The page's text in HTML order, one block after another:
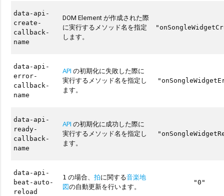
data-api-
create-
callback-
name
DOM Element が作成された際
に実行するメソッド名を指定
します。
data-api-
error-
callback-
name
API の初期化に失敗した際に
実行するメソッド名を指定し
ます。
data-api-
ready-
callback-
name
API の初期化に成功した際に
実行するメソッド名を指定し
ます。
data-api-
beat-auto-
reload
1 の場合、拍に関する音楽地
図の自動更新を行います。
"0"